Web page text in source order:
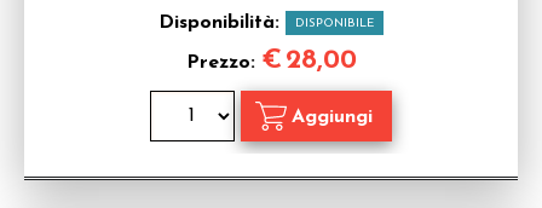
Disponibilità: DISPONIBILE
Prezzo: € 28,00